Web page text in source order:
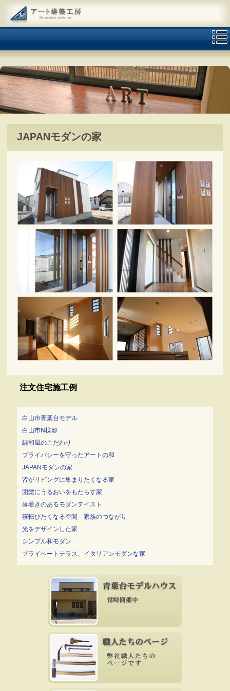
JAPANモダンの家
注文住宅施工例
白山市青葉台モデル
白山市N様邸
純和風のこだわり
プライバシーを守ったアートの和
JAPANモダンの家
皆がリビングに集まりたくなる家
団欒にうるおいをもたらす家
落着きのあるモダンテイスト
寝転びたくなる空間 家族のつながり
光をデザインした家
シンプル和モダン
プライベートテラス、イタリアンモダンな家